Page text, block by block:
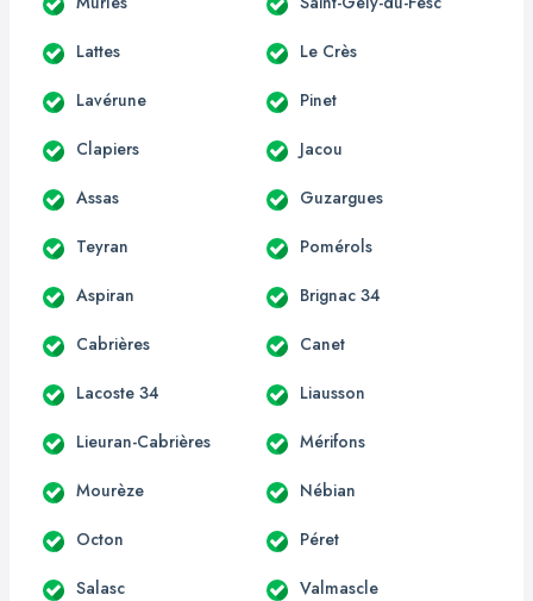
Lattes Le Crès
Lavérune Pinet
Clapiers Jacou
Assas Guzargues
Teyran Pomérols
Aspiran Brignac 34
Cabrières Canet
Lacoste 34 Liausson
Lieuran-Cabrières Mérifons
Mourèze Nébian
Octon Péret
Salasc Valmascle